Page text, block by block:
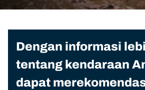
Dengan informasi
tentang kendaraan
dapat